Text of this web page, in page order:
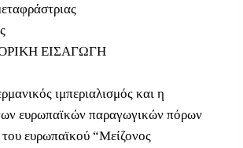
ΕΙΣΑΓΩΓΗ
ιμπεριαλισμός και η
ευρωπαϊκών παραγωγικών πόρων
ευρωπαϊκού “Μείζονος